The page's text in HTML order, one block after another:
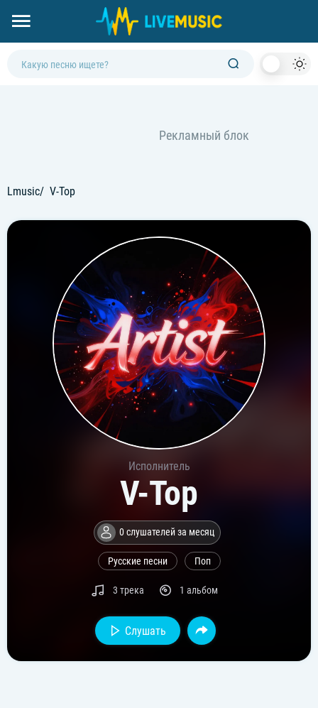
Lmusic V-Top
Исполнитель
V-Top
0 слушателей за месяц
Русские песни Поп
3 трека 1 альбом
Слушать